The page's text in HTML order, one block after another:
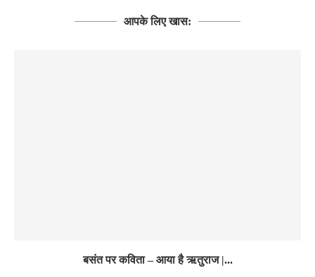
आपके लिए खास:
बसंत पर कविता – आया है ऋतुराज |...